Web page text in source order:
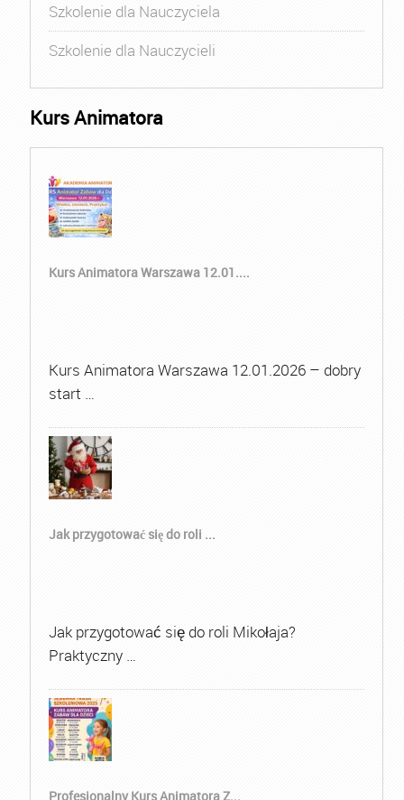
Szkolenie dla Nauczyciela
Szkolenie dla Nauczycieli
Kurs Animatora
Kurs Animatora Warszawa 12.01....
Kurs Animatora Warszawa 12.01.2026 – dobry
start …
Jak przygotować się do roli ...
Jak przygotować się do roli Mikołaja?
Praktyczny …
Profesjonalny Kurs Animatora Z...